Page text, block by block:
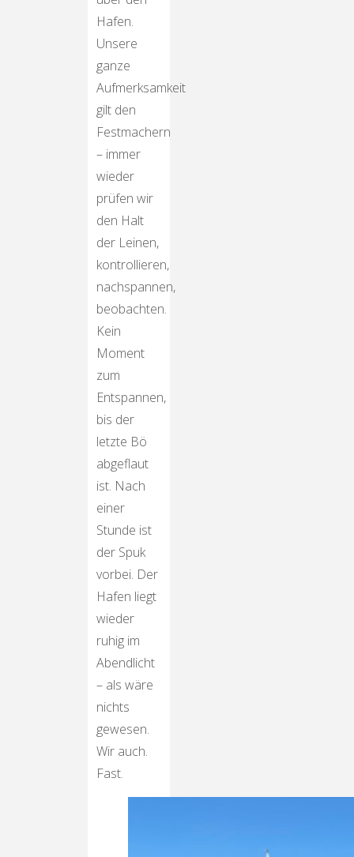
Hafen.
Unsere
ganze
Aufmerksamkeit
gilt den
Festmachern
– immer
wieder
prüfen wir
den Halt
der Leinen,
kontrollieren,
nachspannen,
beobachten.
Kein
Moment
zum
Entspannen,
bis der
letzte Bö
abgeflaut
ist. Nach
einer
Stunde ist
der Spuk
vorbei. Der
Hafen liegt
wieder
ruhig im
Abendlicht
– als wäre
nichts
gewesen.
Wir auch.
Fast.